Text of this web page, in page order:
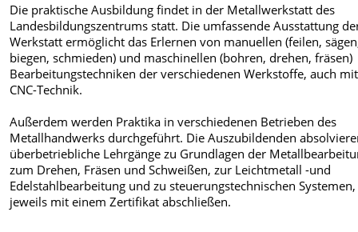
Die praktische Ausbildung findet in der Metallwerkstatt des
Landesbildungszentrums statt. Die umfassende Ausstattung
Werkstatt ermöglicht das Erlernen von manuellen (feilen,
biegen, schmieden) und maschinellen (bohren, drehen, fräsen)
Bearbeitungstechniken der verschiedenen Werkstoffe, auch mit
CNC-Technik.
Außerdem werden Praktika in verschiedenen Betrieben des
Metallhandwerks durchgeführt. Die Auszubildenden
überbetriebliche Lehrgänge zu Grundlagen der
zum Drehen, Fräsen und Schweißen, zur Leichtmetall -und
Edelstahlbearbeitung und zu steuerungstechnischen
jeweils mit einem Zertifikat abschließen.